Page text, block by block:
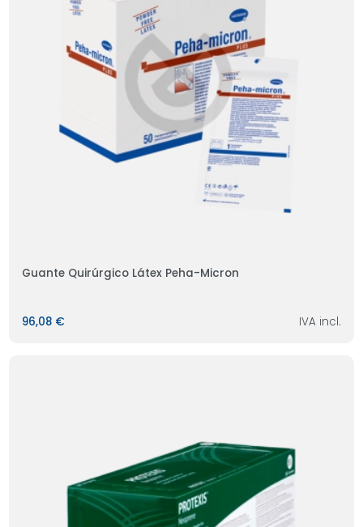
Guante Quirúrgico Látex Peha-Micron
96,08 € IVA incl.